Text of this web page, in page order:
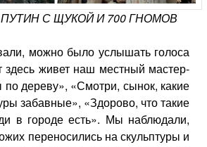
С ЩУКОЙ И 700 ГНОМОВ
можно было услышать голоса
здесь живет наш местный мастер-
по дереву», «Смотри, сынок, какие
забавные», «Здорово, что такие
в городе есть». Мы наблюдали,
переносились на скульптуры и